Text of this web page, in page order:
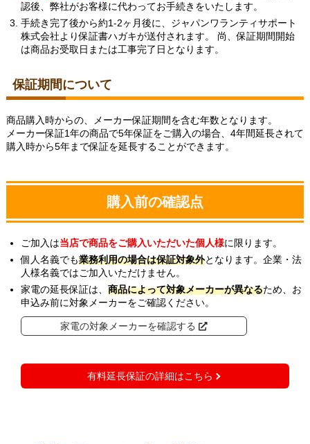
認後、弊社がお客様に代わってお手続きをいたします。
手続き完了後から約1-2ヶ月後に、ジャパンワランティサポート
株式会社より保証書ハガキが送付されます。 尚、保証期間開始
は商品お受取日または工事完了日となります。
保証期間について
商品購入時からの、メーカー保証期間を含む年数となります。
メーカー保証1年の商品で5年保証をご購入の場合、4年間延長されて
購入時から5年まで保証を延長することができます。
購入前の確認点
ご加入は当店で商品をご購入いただいた個人様に限ります。
個人名義でも業務利用の場合は保証対象外となります。企業・法
人様名義ではご加入いただけません。
家電の延長保証は、 商品によって対象メーカーが異なるため、お
申込み前に対象メーカーをご確認ください。
家電の対象メーカーを確認する
有料延長保証の詳細はこちら